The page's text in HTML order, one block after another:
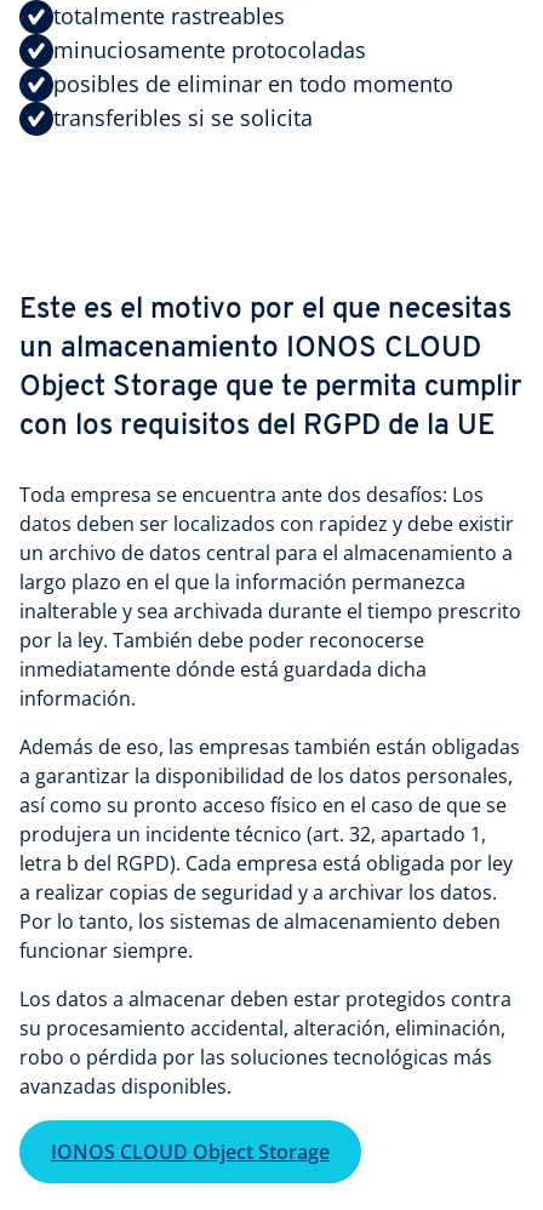
totalmente rastreables
minuciosamente protocoladas
posibles de eliminar en todo momento
transferibles si se solicita
Este es el motivo por el que necesitas
un almacenamiento IONOS CLOUD
Object Storage que te permita cumplir
con los requisitos del RGPD de la UE
Toda empresa se encuentra ante dos desafíos: Los
datos deben ser localizados con rapidez y debe existir
un archivo de datos central para el almacenamiento a
largo plazo en el que la información permanezca
inalterable y sea archivada durante el tiempo prescrito
por la ley. También debe poder reconocerse
inmediatamente dónde está guardada dicha
información.
Además de eso, las empresas también están obligadas
a garantizar la disponibilidad de los datos personales,
así como su pronto acceso físico en el caso de que se
produjera un incidente técnico (art. 32, apartado 1,
letra b del RGPD). Cada empresa está obligada por ley
a realizar copias de seguridad y a archivar los datos.
Por lo tanto, los sistemas de almacenamiento deben
funcionar siempre.
Los datos a almacenar deben estar protegidos contra
su procesamiento accidental, alteración, eliminación,
robo o pérdida por las soluciones tecnológicas más
avanzadas disponibles.
IONOS CLOUD Object Storage